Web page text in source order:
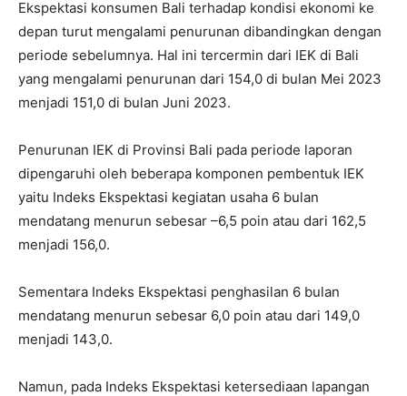
Ekspektasi konsumen Bali terhadap kondisi ekonomi ke
depan turut mengalami penurunan dibandingkan dengan
periode sebelumnya. Hal ini tercermin dari IEK di Bali
yang mengalami penurunan dari 154,0 di bulan Mei 2023
menjadi 151,0 di bulan Juni 2023.
Penurunan IEK di Provinsi Bali pada periode laporan
dipengaruhi oleh beberapa komponen pembentuk IEK
yaitu Indeks Ekspektasi kegiatan usaha 6 bulan
mendatang menurun sebesar –6,5 poin atau dari 162,5
menjadi 156,0.
Sementara Indeks Ekspektasi penghasilan 6 bulan
mendatang menurun sebesar 6,0 poin atau dari 149,0
menjadi 143,0.
Namun, pada Indeks Ekspektasi ketersediaan lapangan